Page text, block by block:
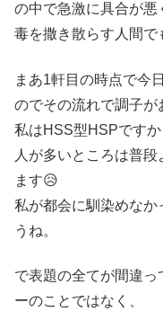
の中で急激に具合が
毒を撒き散らす人間
まあ1軒目の時点で今
のでその流れで調子が
私はHSS型HSPです
人が多いところは普
ます😥
私が都会に馴染めなか
うね。
で表題の全てが間違
ーのことではなく、